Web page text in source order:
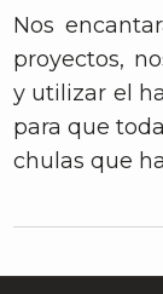
Nos
proyectos,
y utilizar el
para que
chulas que